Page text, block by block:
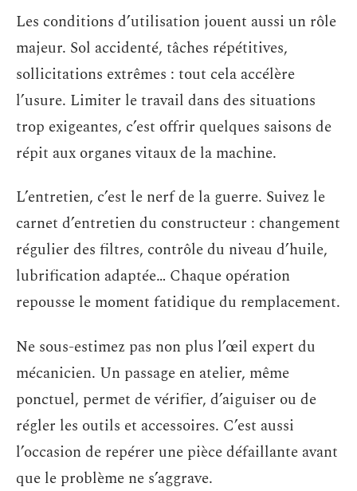
Les conditions d’utilisation jouent aussi un rôle
majeur. Sol accidenté, tâches répétitives,
sollicitations extrêmes : tout cela accélère
l’usure. Limiter le travail dans des situations
trop exigeantes, c’est offrir quelques saisons de
répit aux organes vitaux de la machine.
L’entretien, c’est le nerf de la guerre. Suivez le
carnet d’entretien du constructeur : changement
régulier des filtres, contrôle du niveau d’huile,
lubrification adaptée… Chaque opération
repousse le moment fatidique du remplacement.
Ne sous-estimez pas non plus l’œil expert du
mécanicien. Un passage en atelier, même
ponctuel, permet de vérifier, d’aiguiser ou de
régler les outils et accessoires. C’est aussi
l’occasion de repérer une pièce défaillante avant
que le problème ne s’aggrave.